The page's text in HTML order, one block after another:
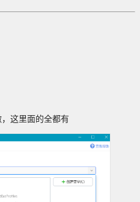
这里面的全都有